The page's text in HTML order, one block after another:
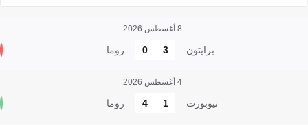
8 أغسطس 2026
برايتون 3
0 روما
4 أغسطس 2026
نيوبورت 1
4 روما